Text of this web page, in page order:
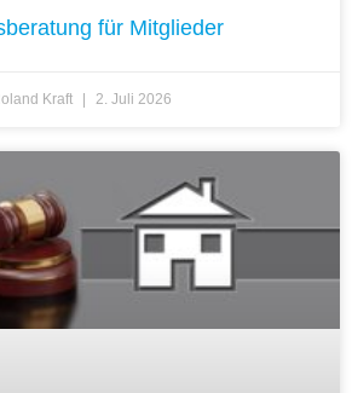
für Mitglieder
Kraft 2. Juli 2026